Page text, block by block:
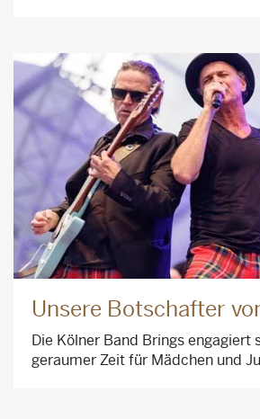
Unsere Botschafter
Die Kölner Band Brings engagiert
geraumer Zeit für Mädchen und